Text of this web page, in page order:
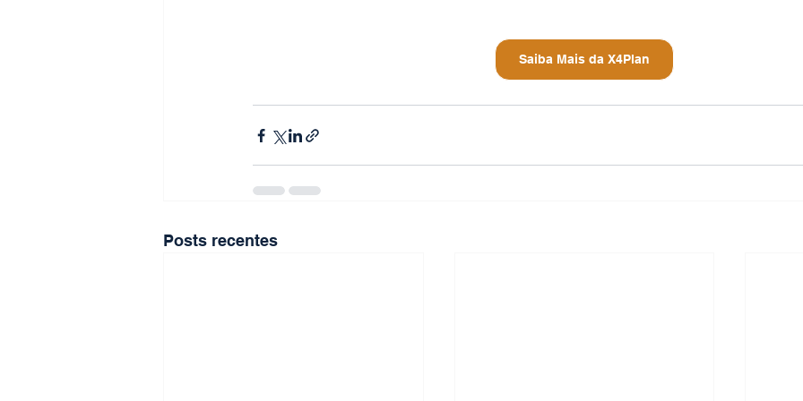
Saiba Mais da X4Plan
Posts recentes